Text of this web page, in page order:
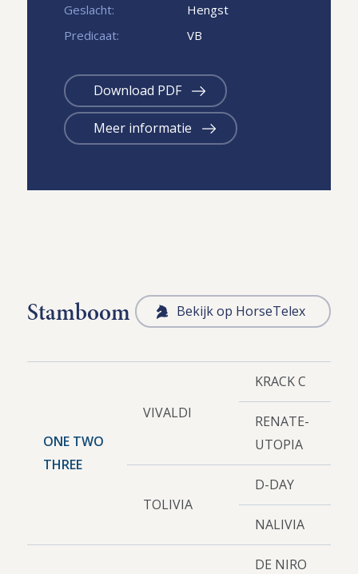
Geslacht:
Hengst
Predicaat:
VB
Download PDF
Meer informatie
Stamboom Bekijk op HorseTelex
ONE TWO
THREE
VIVALDI
KRACK C
RENATE-
UTOPIA
TOLIVIA
D-DAY
NALIVIA
DE NIRO